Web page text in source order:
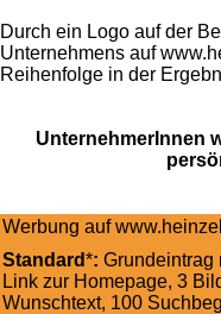
Durch ein Logo auf der
Unternehmens auf
Reihenfolge in der
UnternehmerInnen
Werbung auf
Standard*: Grundeintrag
Link zur Homepage, 3
Wunschtext, 100